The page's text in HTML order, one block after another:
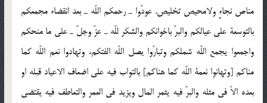
مناص نجاءٍ ولامحيص تخليص. عودّوا ـ رحمكم اللّه ـ بعد انقضاء مجمعكم
بالتوسعة على عيالكم والبرّ باخوانكم والشكر للّه ـ عزّ وجلّ ـ على ما منحكم
واجمعوا يجمع اللّه شملكم وتبارّوا يصل اللّه الفتكم، وتهادوا نعم اللّه كما
مناكم [وتهانوا نعمة اللّه كما هناكم] بالتواب فيه على اضعاف الاعياد قبله او
بعده الاّ فى مثله والبرّ فيه يثمر المال ويزيد فى العمر والتعاطف فيه يقتضى